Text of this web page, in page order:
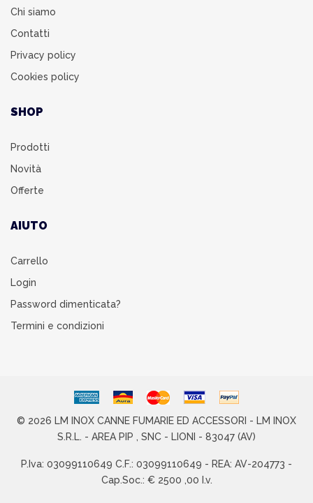
Chi siamo
Contatti
Privacy policy
Cookies policy
SHOP
Prodotti
Novità
Offerte
AIUTO
Carrello
Login
Password dimenticata?
Termini e condizioni
© 2026 LM INOX CANNE FUMARIE ED ACCESSORI - LM INOX
S.R.L. - AREA PIP , SNC - LIONI - 83047 (AV)
P.Iva: 03099110649 C.F.: 03099110649 - REA: AV-204773 -
Cap.Soc.: € 2500 ,00 I.v.